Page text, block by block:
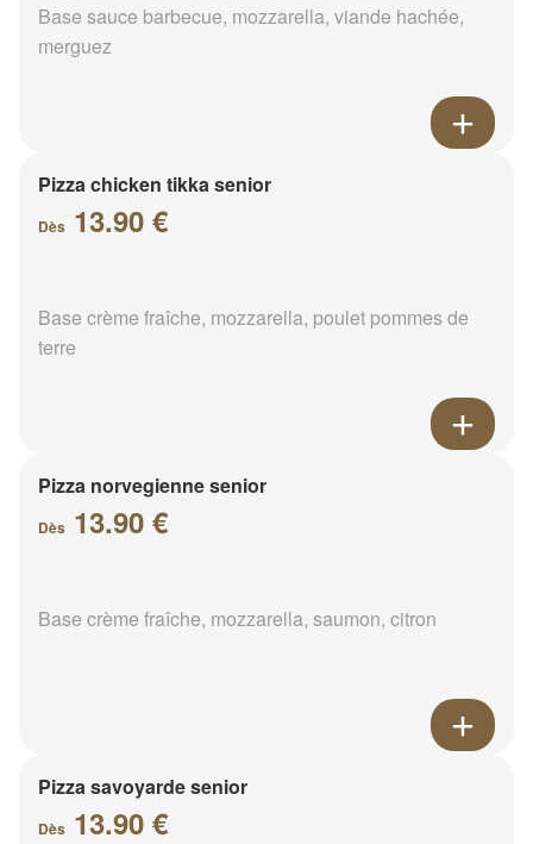
Base sauce barbecue, mozzarella, viande hachée,
merguez
Pizza chicken tikka senior
Dès 13.90 €
Base crème fraîche, mozzarella, poulet pommes de
terre
Pizza norvegienne senior
Dès 13.90 €
Base crème fraîche, mozzarella, saumon, citron
Pizza savoyarde senior
Dès 13.90 €